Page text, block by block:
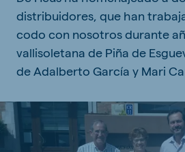
distribuidores, que han
codo con nosotros durante
vallisoletana de Piña de
de Adalberto García y Mari